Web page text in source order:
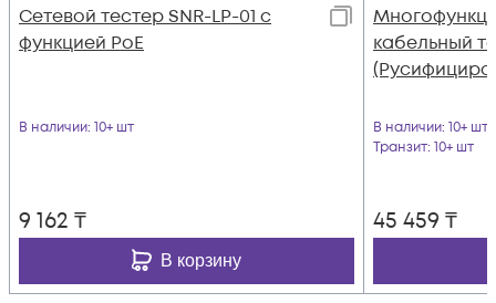
Сетевой тестер SNR-LP-01 с
функцией PoE
В наличии: 10+ шт
9 162 ₸
В корзину
кабельный
В наличии: 10+ шт
Транзит: 10+ шт
45 459 ₸